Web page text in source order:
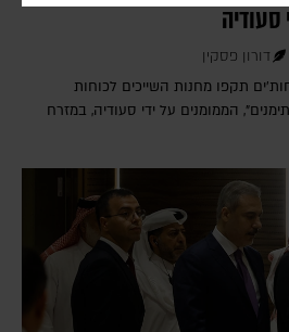
סעודיה
דורון פסקין
תקפו מחנות השייכים לכוחות
הממומנים על ידי סעודיה, במזרח